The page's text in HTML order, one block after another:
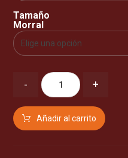
Tamaño
Morral
- +
Añadir al carrito